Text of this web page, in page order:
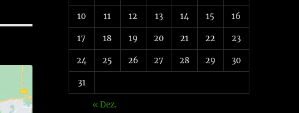
10 11 12 13 14 15 16
17 18 19 20 21 22 23
24 25 26 27 28 29 30
31
« Dez.